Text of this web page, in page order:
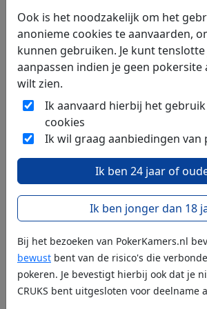
Ook is het noodzakelijk om het
anonieme cookies te aanvaarden,
kunnen gebruiken. Je kunt
aanpassen indien je geen pokersite
wilt zien.
Ik aanvaard hierbij het
cookies
Ik wil graag aanbiedingen van
Ik ben 24 jaar of
Ik ben jonger dan 18
Bij het bezoeken van PokerKamers.nl
bewust bent van de risico's die
pokeren. Je bevestigt hierbij ook dat je
CRUKS bent uitgesloten voor deelname
Ripple stapt met een
investering in Flutterwave het
Afrikaanse betalingsverkeer
binnen. Het bedrijf wil zijn
nieuwe stablecoin en de XRP
Ledger inzetten voor
op het continent, via het bestaande
Flutterwave.
Crypto: Bitcoin Springt
Renteverhoging Bank of
Hoogste Niveau in 31
Bitcoin veert op nadat de
Bank of Japan de rente
onverwacht scherp verhoogt
naar het hoogste niveau in 31